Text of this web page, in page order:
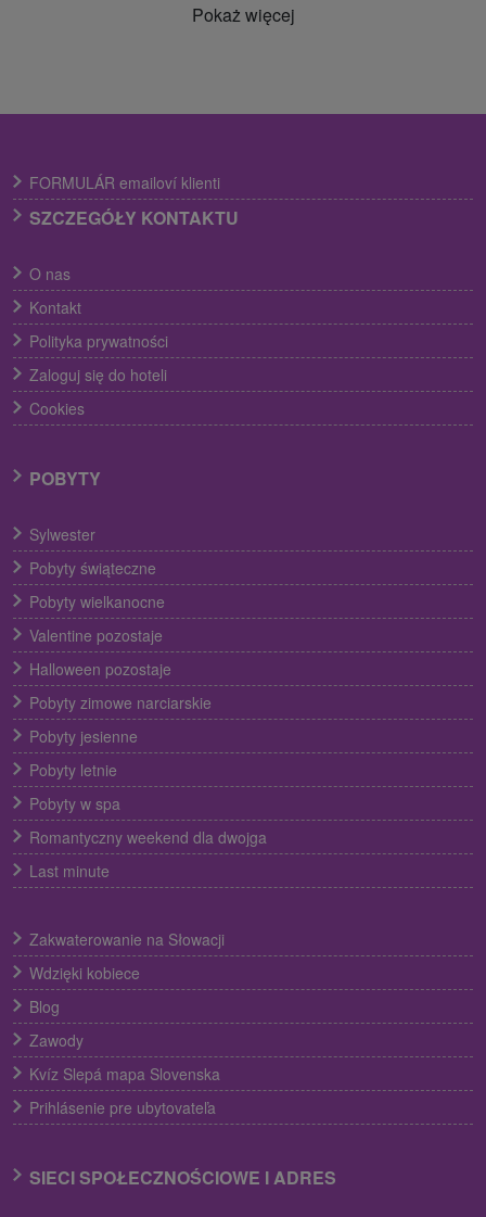
Pokaż więcej
FORMULÁR emailoví klienti
SZCZEGÓŁY KONTAKTU
O nas
Kontakt
Polityka prywatności
Zaloguj się do hoteli
Cookies
POBYTY
Sylwester
Pobyty świąteczne
Pobyty wielkanocne
Valentine pozostaje
Halloween pozostaje
Pobyty zimowe narciarskie
Pobyty jesienne
Pobyty letnie
Pobyty w spa
Romantyczny weekend dla dwojga
Last minute
Zakwaterowanie na Słowacji
Wdzięki kobiece
Blog
Zawody
Kvíz Slepá mapa Slovenska
Prihlásenie pre ubytovateľa
SIECI SPOŁECZNOŚCIOWE I ADRES